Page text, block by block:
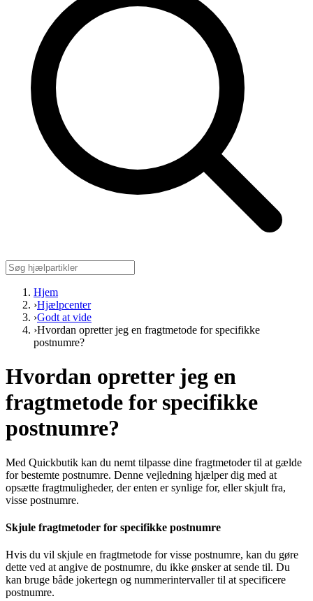
Hjem
›Hjælpcenter
›Godt at vide
›Hvordan opretter jeg en fragtmetode for specifikke
postnumre?
Hvordan opretter jeg en
fragtmetode for specifikke
postnumre?
Med Quickbutik kan du nemt tilpasse dine fragtmetoder til at gælde
for bestemte postnumre. Denne vejledning hjælper dig med at
opsætte fragtmuligheder, der enten er synlige for, eller skjult fra,
visse postnumre.
Skjule fragtmetoder for specifikke postnumre
Hvis du vil skjule en fragtmetode for visse postnumre, kan du gøre
dette ved at angive de postnumre, du ikke ønsker at sende til. Du
kan bruge både jokertegn og nummerintervaller til at specificere
postnumre.